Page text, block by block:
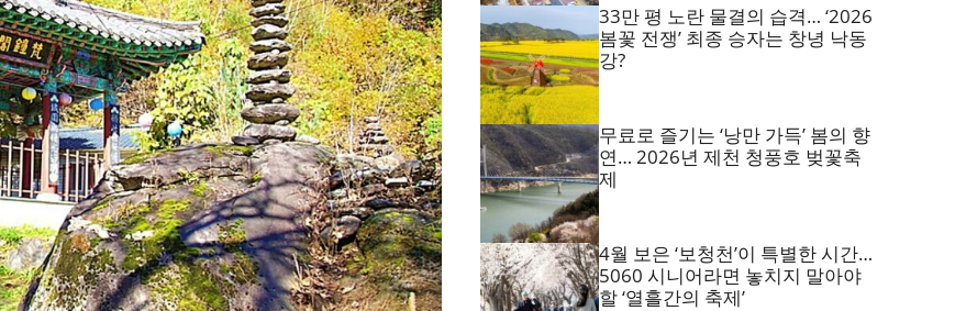
33만 평 노란 물결의 습격… ‘2026
봄꽃 전쟁’ 최종 승자는 창녕 낙동
강?
무료로 즐기는 ‘낭만 가득’ 봄의 향
연… 2026년 제천 청풍호 벚꽃축
제
4월 보은 ‘보청천’이 특별한 시간…
5060 시니어라면 놓치지 말아야
할 ‘열흘간의 축제’